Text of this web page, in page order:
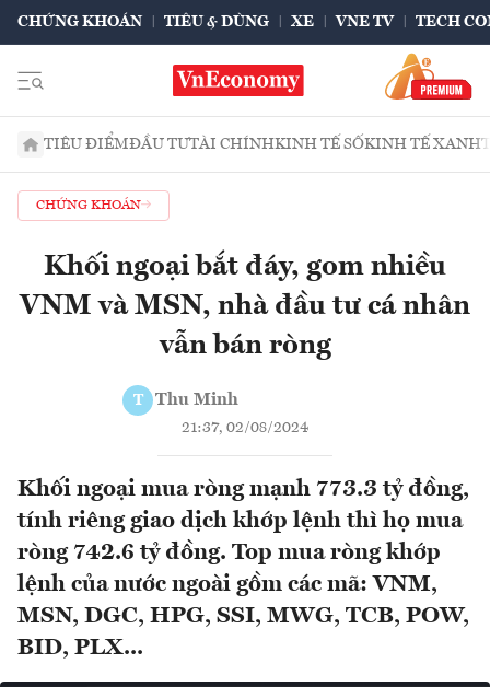
CHỨNG KHOÁN TIÊU & DÙNG XE VNE TV TECH
TIÊU ĐIỂMĐẦU TƯTÀI CHÍNHKINH TẾ SỐKINH TẾ XANH
CHỨNG KHOÁN
Khối ngoại bắt đáy, gom nhiều
VNM và MSN, nhà đầu tư cá nhân
vẫn bán ròng
T Thu Minh
21:37, 02/08/2024
Khối ngoại mua ròng mạnh 773.3 tỷ đồng,
tính riêng giao dịch khớp lệnh thì họ mua
ròng 742.6 tỷ đồng. Top mua ròng khớp
lệnh của nước ngoài gồm các mã: VNM,
MSN, DGC, HPG, SSI, MWG, TCB, POW,
BID, PLX...